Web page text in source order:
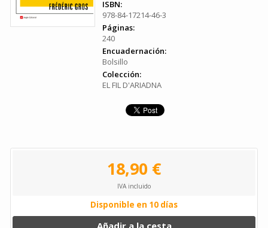
ISBN:
978-84-17214-46-3
Páginas:
240
Encuadernación:
Bolsillo
Colección:
EL FIL D'ARIADNA
18,90 €
IVA incluido
Disponible en 10 días
Añadir a la cesta